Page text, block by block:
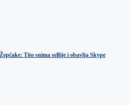
Tito snima selfije i obavlja Skype